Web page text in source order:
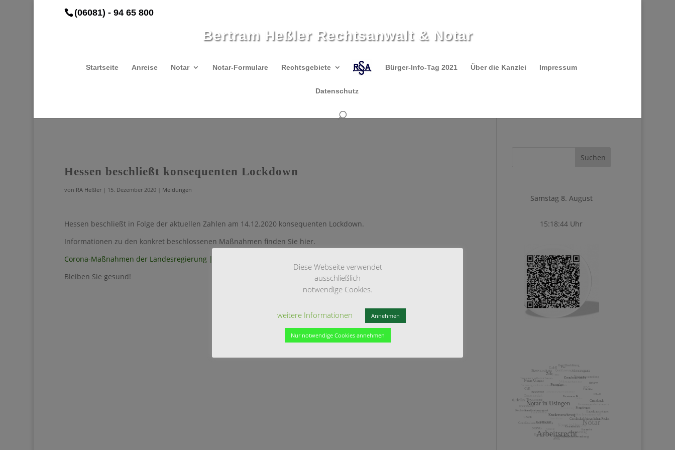
(06081) - 94 65 800
Bertram Heßler Rechtsanwalt & Notar
Startseite Anreise Notar Notar-Formulare Rechtsgebiete Bürger-Info-Tag 2021 Über die Kanzlei Impressum
Datenschutz
Hessen beschließt konsequenten Lockdown
von RA Heßler| 15. Dezember 2020| Meldungen
Hessen beschließt in Folge der aktuellen Zahlen am 14.12.2020 konsequenten Lockdown.
Informationen zu den konkret beschlossenen Maßnahmen finden Sie hier.
Corona-Maßnahmen der Landesregierung | Informationsportal Hessen
Bleiben Sie gesund!
Samstag 8. August
15:18:44 Uhr
Diese Webseite verwendet
ausschließlich
notwendige Cookies.
weitere Informationen Annehmen
Nur notwendige Cookies annehmen